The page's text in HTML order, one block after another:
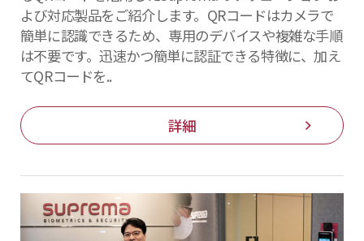
よび対応製品をご紹介します。QRコードはカメラで
簡単に認識できるため、専用のデバイスや複雑な手順
は不要です。迅速かつ簡単に認証できる特徴に、加え
てQRコードを..
詳細